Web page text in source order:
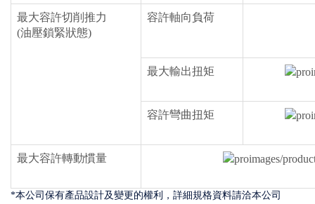
最大容許切削推力
(油壓鎖緊狀態)
容許軸向負荷
最大輸出扭矩
容許彎曲扭矩
最大容許轉動慣量
*本公司保有產品設計及變更的權利，詳細規格資料請洽本公司